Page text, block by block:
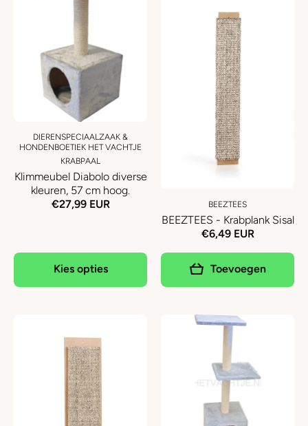
DIERENSPECIAALZAAK &
HONDENBOETIEK HET VACHTJE
KRABPAAL
Klimmeubel Diabolo diverse
kleuren, 57 cm hoog.
€27,99 EUR
Kies opties
BEEZTEES
BEEZTEES - Krabplank Sisal
€6,49 EUR
Toevoegen